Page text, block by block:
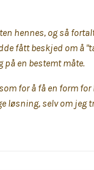
hennes, og så
fått beskjed om å
på en bestemt måte.
for å få en form
løsning, selv om jeg